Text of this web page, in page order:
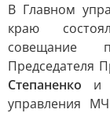
В Главном
краю
совещание
Председателя
Степаненко и
управления